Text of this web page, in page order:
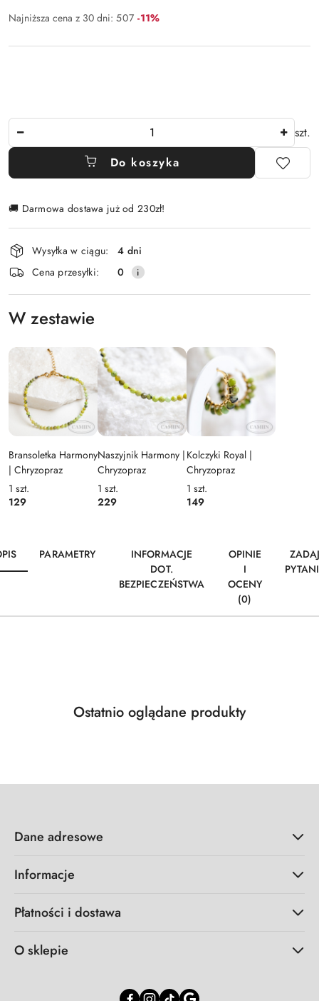
Najniższa cena z 30 dni: 507 Rabat:
-11%
szt.
Do koszyka
🚚 Darmowa dostawa już od 230zł!
Dostępność
i
dostawa
Wysyłka w ciągu:
4 dni
Cena przesyłki:
0
W zestawie
Bransoletka Harmony
| Chryzopraz
1 szt.
129
Naszyjnik Harmony |
Chryzopraz
1 szt.
229
Kolczyki Royal |
Chryzopraz
1 szt.
149
PARAMETRY
INFORMACJE
DOT.
BEZPIECZEŃSTWA
OPINIE
I
OCENY
(0)
Pomiń karuzelę produktów
Produkty
Ostatnio oglądane produkty
Dane adresowe
Informacje
Płatności i dostawa
O sklepie